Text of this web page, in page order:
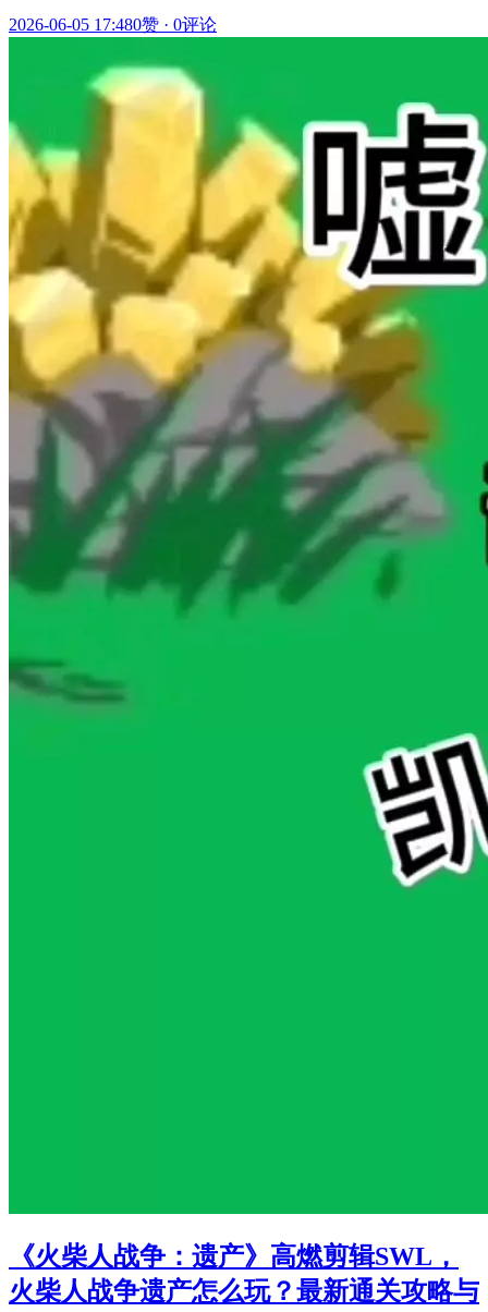
2026-06-05 17:480赞 · 0评论
《火柴人战争：遗产》高燃剪辑SWL，
火柴人战争遗产怎么玩？最新通关攻略与